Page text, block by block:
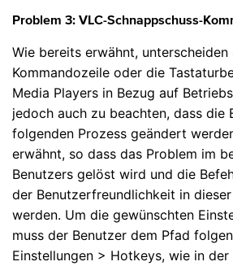
Problem 3: VLC-Schnappschuss-
Wie bereits erwähnt, unterscheiden
Kommandozeile oder die
Media Players in Bezug auf
jedoch auch zu beachten, dass die
folgenden Prozess geändert
erwähnt, so dass das Problem im
Benutzers gelöst wird und die
der Benutzerfreundlichkeit in
werden. Um die gewünschten
muss der Benutzer dem Pfad
Einstellungen > Hotkeys, wie in